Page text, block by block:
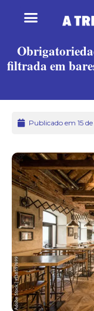
filtrada em
Publicado em 15